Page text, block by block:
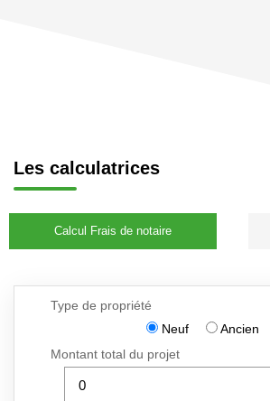
Les calculatrices
Calcul Frais de notaire